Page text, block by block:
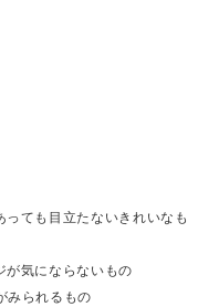
ても目立たないきれいなも
が気にならないもの
みられるもの